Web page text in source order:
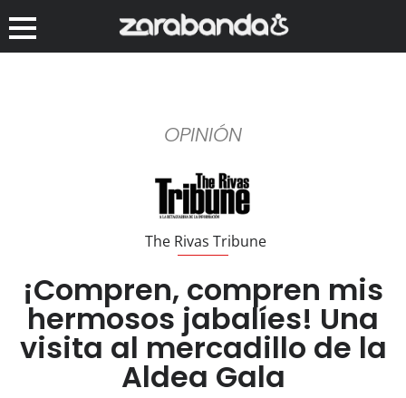
OPINIÓN
The Rivas Tribune
¡Compren, compren mis
hermosos jabalíes! Una
visita al mercadillo de la
Aldea Gala